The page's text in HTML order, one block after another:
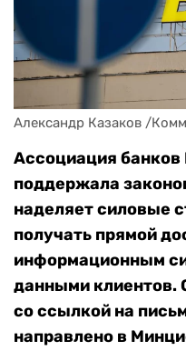
Александр Казаков /
Ассоциация
поддержала
наделяет силовые
получать прямой
информационным
данными клиентов.
со ссылкой на
направлено в